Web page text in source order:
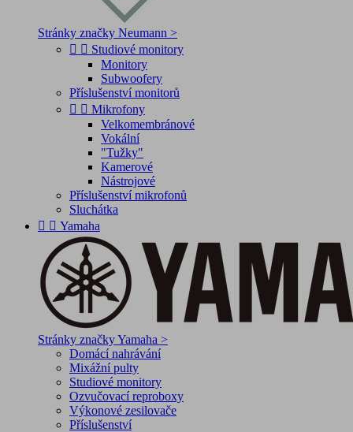
Stránky značky Neumann >
  Studiové monitory
Monitory
Subwoofery
Příslušenství monitorů
  Mikrofony
Velkomembránové
Vokální
"Tužky"
Kamerové
Nástrojové
Příslušenství mikrofonů
Sluchátka
  Yamaha
Stránky značky Yamaha >
Domácí nahrávání
Mixážní pulty
Studiové monitory
Ozvučovací reproboxy
Výkonové zesilovače
Příslušenství